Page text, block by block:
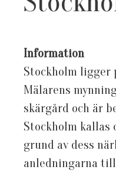
Information
Stockholm ligger
Mälarens
skärgård och är
Stockholm kallas
grund av dess
anledningarna